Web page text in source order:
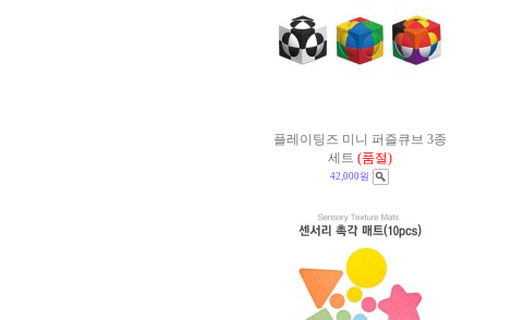
플레이팅즈 미니 퍼즐큐브 3종
세트 (품절)
42,000원